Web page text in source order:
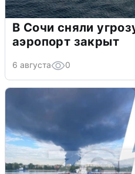
В Сочи сняли
аэропорт закрыт
6 августа 0